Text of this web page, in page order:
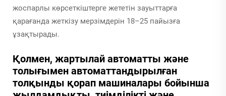
жоспарлы көрсеткіштерге жететін зауыттарға
қарағанда жеткізу мерзімдерін 18–25 пайызға
ұзақтырады.
Қолмен, жартылай автоматты және
толығымен автоматтандырылған
толқынды қорап машиналары бойынша